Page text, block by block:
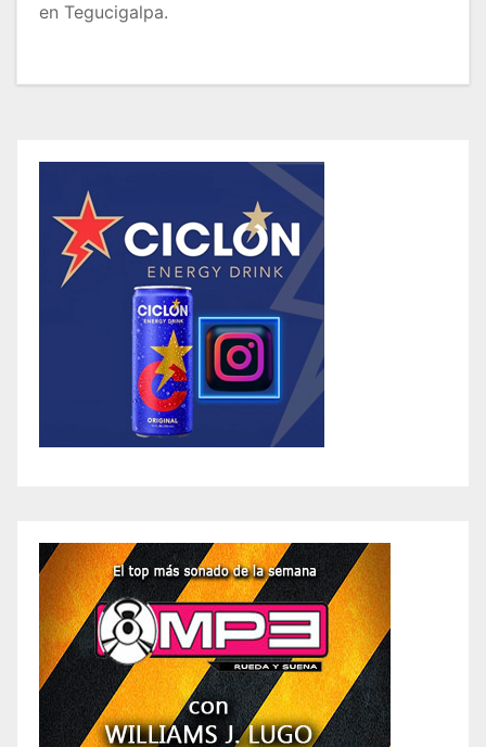
en Tegucigalpa.